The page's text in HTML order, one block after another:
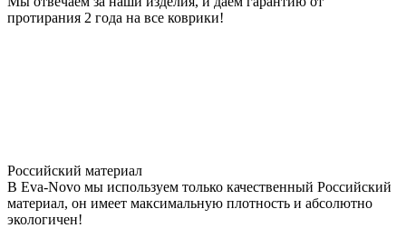
протирания 2 года на все коврики!
Российский материал
В Eva-Novo мы используем только качественный Российский
материал, он имеет максимальную плотность и абсолютно
экологичен!